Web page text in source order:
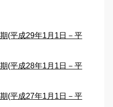
(平成29年1月1日－平
(平成28年1月1日－平
(平成27年1月1日－平